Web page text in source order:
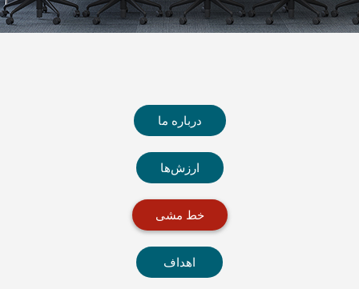
درباره ما
ارزش‌ها
خط مشی
اهداف